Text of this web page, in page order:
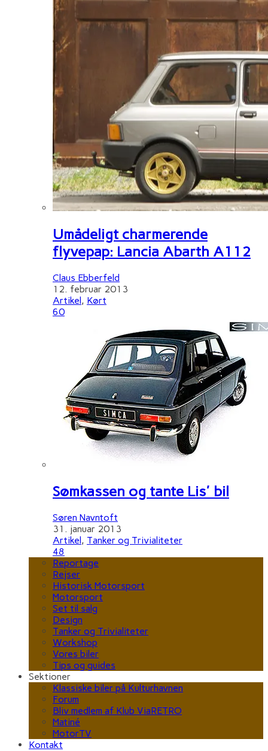
Umådeligt charmerende
flyvepap: Lancia Abarth A112
Claus Ebberfeld
12. februar 2013
Artikel, Kørt
60
Sømkassen og tante Lis' bil
Søren Navntoft
31. januar 2013
Artikel, Tanker og Trivialiteter
48
Reportage
Rejser
Historisk Motorsport
Motorsport
Set til salg
Design
Tanker og Trivialiteter
Workshop
Vores biler
Tips og guides
Sektioner
Klassiske biler på Kulturhavnen
Forum
Bliv medlem af Klub ViaRETRO
Matiné
MotorTV
Kontakt